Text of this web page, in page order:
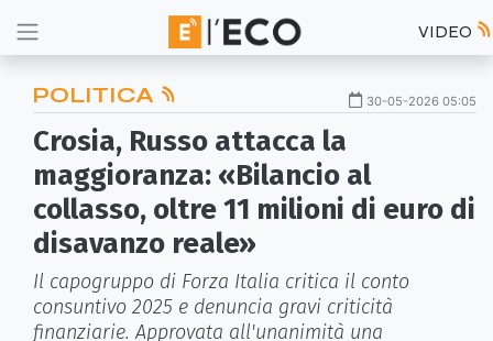
VIDEO
POLITICA 30-05-2026 05:05
Crosia, Russo attacca la
maggioranza: «Bilancio al
collasso, oltre 11 milioni di euro di
disavanzo reale»
Il capogruppo di Forza Italia critica il conto
consuntivo 2025 e denuncia gravi criticità
finanziarie. Approvata all'unanimità una